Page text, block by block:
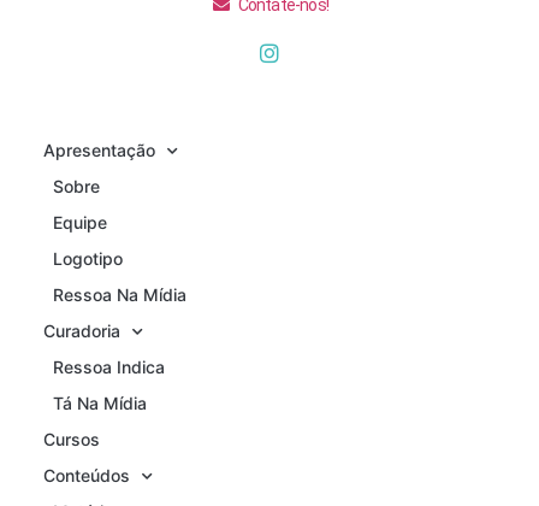
Contate-nos!
Apresentação
Sobre
Equipe
Logotipo
Ressoa Na Mídia
Curadoria
Ressoa Indica
Tá Na Mídia
Cursos
Conteúdos